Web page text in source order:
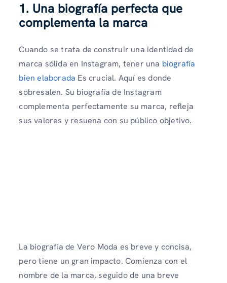
1. Una biografía perfecta que
complementa la marca
Cuando se trata de construir una identidad de
marca sólida en Instagram, tener una biografía
bien elaborada Es crucial. Aquí es donde
sobresalen. Su biografía de Instagram
complementa perfectamente su marca, refleja
sus valores y resuena con su público objetivo.
La biografía de Vero Moda es breve y concisa,
pero tiene un gran impacto. Comienza con el
nombre de la marca, seguido de una breve